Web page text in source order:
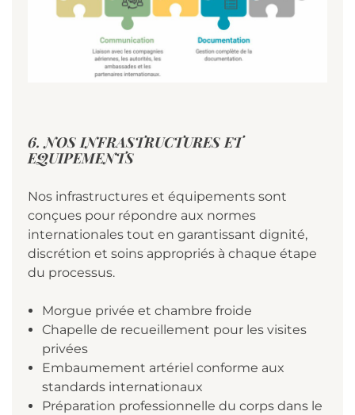
6. NOS INFRASTRUCTURES ET
EQUIPEMENTS
Nos infrastructures et équipements sont
conçues pour répondre aux normes
internationales tout en garantissant dignité,
discrétion et soins appropriés à chaque étape
du processus.
Morgue privée et chambre froide
Chapelle de recueillement pour les visites
privées
Embaumement artériel conforme aux
standards internationaux
Préparation professionnelle du corps dans le